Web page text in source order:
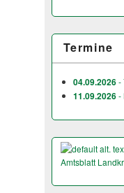
Termine
04.09.2026-
11.09.2026-
Amtsblatt